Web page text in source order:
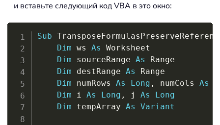
и вставьте следующий код VBA в это окно:
Sub
Dim ws As Worksheet
Dim sourceRange As Range
Dim destRange As Range
Dim numRows As Long , numCols As
Dim i As Long , j As
Long
Dim tempArray As Variant
Copy